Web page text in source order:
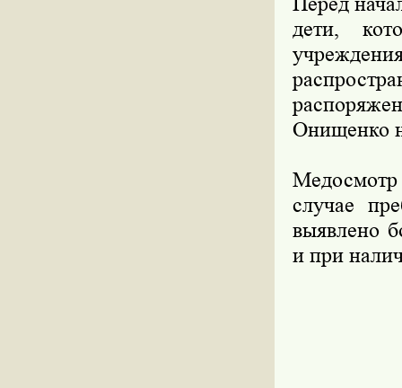
дети,
Онищенко
Медосмотр
случае
выявлено
и при